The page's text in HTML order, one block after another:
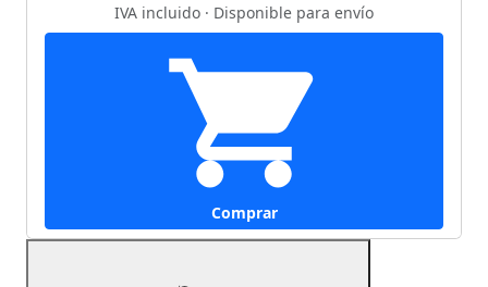
IVA incluido · Disponible para envío
Comprar